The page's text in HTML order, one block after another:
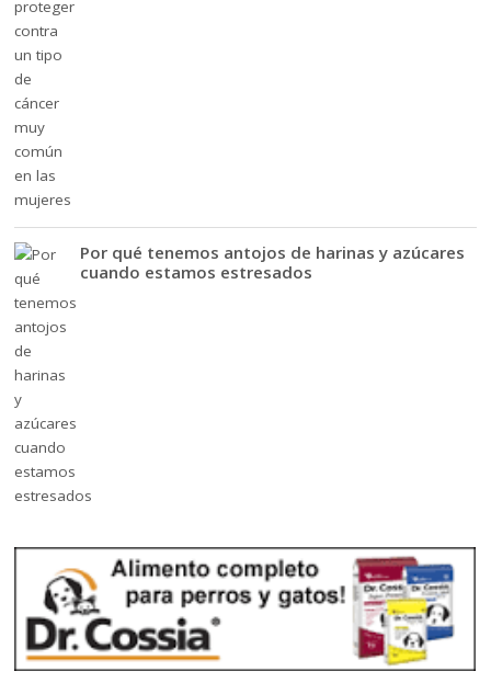
Por qué tenemos antojos de harinas y azúcares
cuando estamos estresados